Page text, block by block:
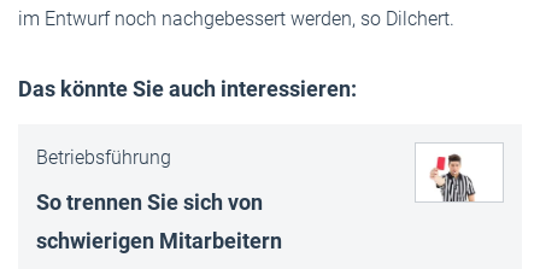
im Entwurf noch nachgebessert werden, so Dilchert.
Das könnte Sie auch interessieren:
Betriebsführung
So trennen Sie sich von
schwierigen Mitarbeitern